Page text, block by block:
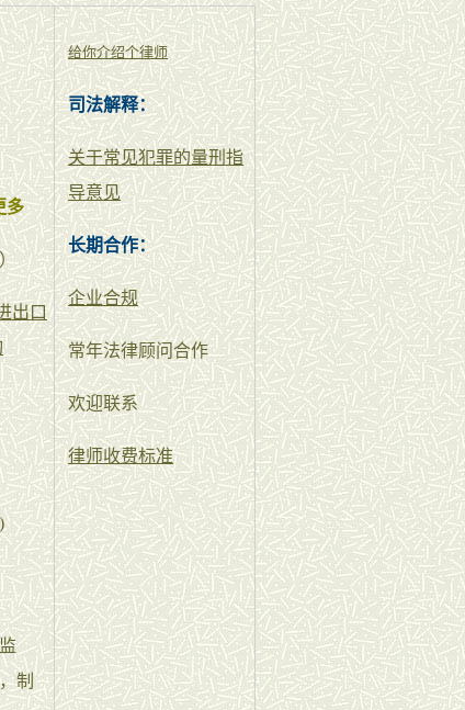
多
出口
制
给你介绍个律师
司法解释：
关于常见犯罪的量刑指
导意见
长期合作：
企业合规
常年法律顾问合作
欢迎联系
律师收费标准